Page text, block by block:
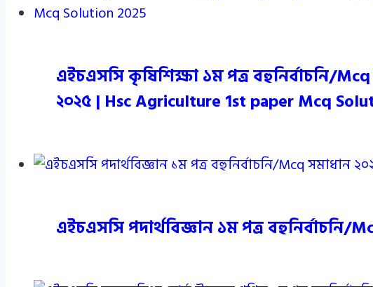
এইচএসসি কৃষিশিক্ষা ১ম পত্র বহুনির্বাচনি/
২০২৫ | Hsc Agriculture 1st paper Mcq
এইচএসসি পদার্থবিজ্ঞান ১ম পত্র